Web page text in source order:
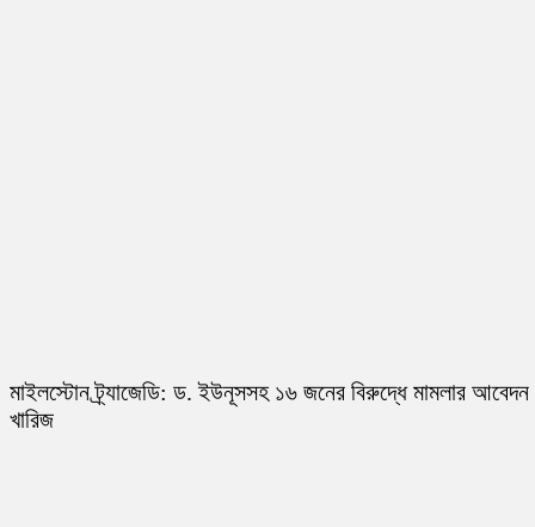
মাইলস্টোন ট্র্যাজেডি: ড. ইউনূসসহ ১৬ জনের বিরুদ্ধে মামলার আবেদন
খারিজ